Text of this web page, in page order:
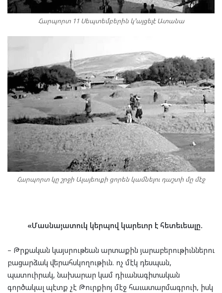
Հարպորտ 11 Սեպտեմբերին կ՚այցելէ Ատանա
Հարպորտ կը շրջի Ալայեուքի ցորեն կամնելու դաշտի մը մէջ
«Մասնայատուկ կերպով կարեւոր է հետեւեալը.
– Թրքական կայսրութեան արտաքին յարաբերութիւններու
բացարձակ վերահսկողութիւն. ոչ մէկ դեսպան,
պատուիրակ, նախարար կամ դիւանագիտական
գործակալ պէտք չէ Թուրքիոյ մէջ հաւատարմագրուի, իսկ